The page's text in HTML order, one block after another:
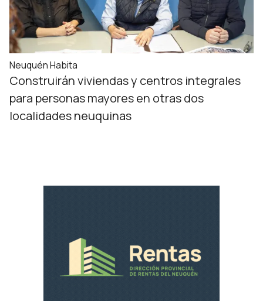
Neuquén Habita
Construirán viviendas y centros integrales
para personas mayores en otras dos
localidades neuquinas